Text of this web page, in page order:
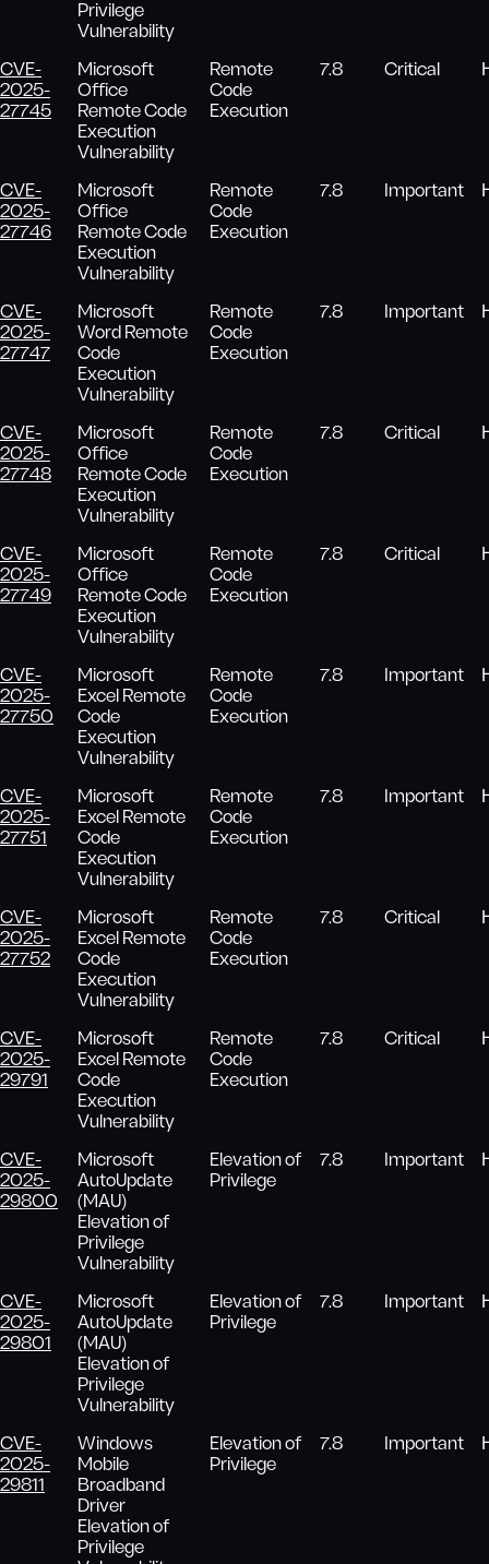
Privilege
Vulnerability
CVE-
2025-
27745
Microsoft
Office
Remote Code
Execution
Vulnerability
Remote
Code
Execution
7.8 Critical
CVE-
2025-
27746
Microsoft
Office
Remote Code
Execution
Vulnerability
Remote
Code
Execution
7.8 Important
CVE-
2025-
27747
Microsoft
Word Remote
Code
Execution
Vulnerability
Remote
Code
Execution
7.8 Important
CVE-
2025-
27748
Microsoft
Office
Remote Code
Execution
Vulnerability
Remote
Code
Execution
7.8 Critical
CVE-
2025-
27749
Microsoft
Office
Remote Code
Execution
Vulnerability
Remote
Code
Execution
7.8 Critical
CVE-
2025-
27750
Microsoft
Excel Remote
Code
Execution
Vulnerability
Remote
Code
Execution
7.8 Important
CVE-
2025-
27751
Microsoft
Excel Remote
Code
Execution
Vulnerability
Remote
Code
Execution
7.8 Important
CVE-
2025-
27752
Microsoft
Excel Remote
Code
Execution
Vulnerability
Remote
Code
Execution
7.8 Critical
CVE-
2025-
29791
Microsoft
Excel Remote
Code
Execution
Vulnerability
Remote
Code
Execution
7.8 Critical
CVE-
2025-
29800
Microsoft
AutoUpdate
(MAU)
Elevation of
Privilege
Vulnerability
Elevation of
Privilege
7.8 Important
CVE-
2025-
29801
Microsoft
AutoUpdate
(MAU)
Elevation of
Privilege
Vulnerability
Elevation of
Privilege
7.8 Important
CVE-
2025-
29811
Windows
Mobile
Broadband
Driver
Elevation of
Privilege
Elevation of
Privilege
7.8 Important